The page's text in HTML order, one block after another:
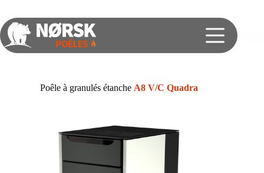
Poêle à granulés étanche A8 V/C Quadra